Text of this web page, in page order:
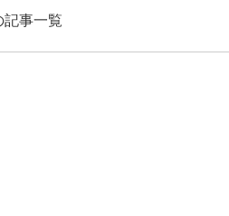
記事一覧